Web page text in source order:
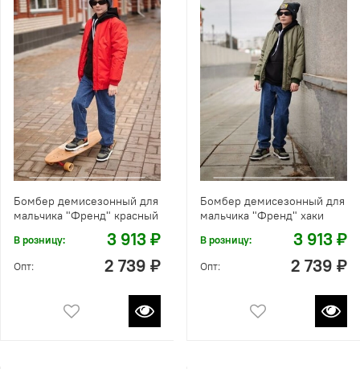
Бомбер демисезонный для
мальчика "Френд" красный
В розницу: 3 913 ₽
Опт: 2 739 ₽
Бомбер демисезонный для
мальчика "Френд" хаки
В розницу: 3 913 ₽
Опт: 2 739 ₽